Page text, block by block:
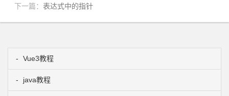
下一篇： 表达式中的指针
Vue3教程
java教程